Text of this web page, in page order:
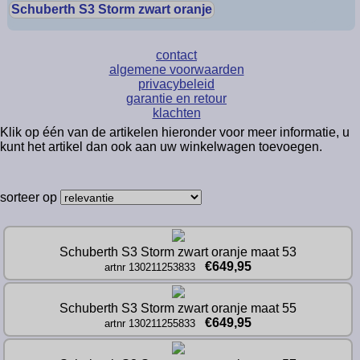
Schuberth S3 Storm zwart oranje
contact
algemene voorwaarden
privacybeleid
garantie en retour
klachten
Klik op één van de artikelen hieronder voor meer informatie, u
kunt het artikel dan ook aan uw winkelwagen toevoegen.
sorteer op
Schuberth S3 Storm zwart oranje maat 53
artnr 130211253833 €649,95
Schuberth S3 Storm zwart oranje maat 55
artnr 130211255833 €649,95